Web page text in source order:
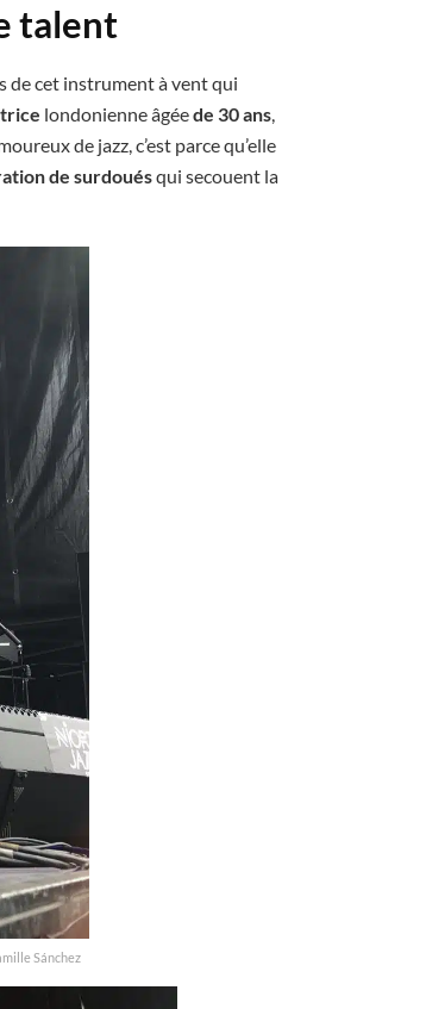
talent
de cet instrument à vent qui
londonienne âgéede 30 ans,
de jazz, c’est parce qu’elle
de surdouésqui secouent la
Sánchez